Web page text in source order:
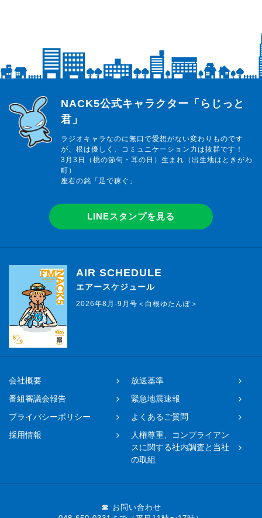
らじっと君
NACK5公式キャラクター「らじっと
君」
ラジオキャラなのに無口で愛想がない変わりものです
が、根は優しく、コミュニケーション力は抜群です！
3月3日（桃の節句・耳の日）生まれ（出生地はときがわ
町）
座右の銘「足で稼ぐ」
LINEスタンプを見る
AIR SCHEDULE
エアースケジュール
2026年8月-9月号＜白根ゆたんぽ＞
会社概要
放送基準
番組審議会報告
緊急地震速報
プライバシーポリシー
よくあるご質問
採用情報
人権尊重、コンプライアン
スに関する社内調査と当社
の取組
☎ お問い合わせ